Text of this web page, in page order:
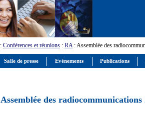
: Conférences et réunions : RA: Assemblée des
Assemblée des
Salle de presse Evénements Publications